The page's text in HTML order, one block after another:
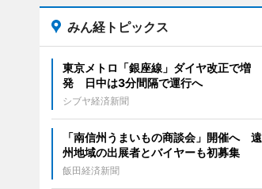
みん経トピックス
東京メトロ「銀座線」ダイヤ改正で増
発 日中は3分間隔で運行へ
シブヤ経済新聞
「南信州うまいもの商談会」開催へ 遠
州地域の出展者とバイヤーも初募集
飯田経済新聞